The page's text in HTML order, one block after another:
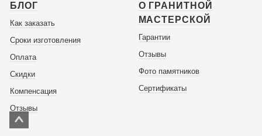
БЛОГ
Как заказать
Сроки изготовления
Оплата
Скидки
Компенсация
Отзывы
О ГРАНИТНОЙ
МАСТЕРСКОЙ
Гарантии
Отзывы
Фото памятников
Сертификаты